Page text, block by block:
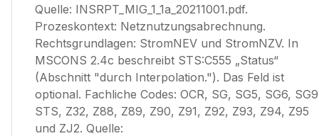
Quelle: INSRPT_MIG_1_1a_20211001.pdf.
Prozeskontext: Netznutzungsabrechnung.
Rechtsgrundlagen: StromNEV und StromNZV. In
MSCONS 2.4c beschreibt STS:C555 „Status“
(Abschnitt "durch Interpolation."). Das Feld ist
optional. Fachliche Codes: OCR, SG, SG5, SG6,
STS, Z32, Z88, Z89, Z90, Z91, Z92, Z93, Z94, Z95
und ZJ2. Quelle: